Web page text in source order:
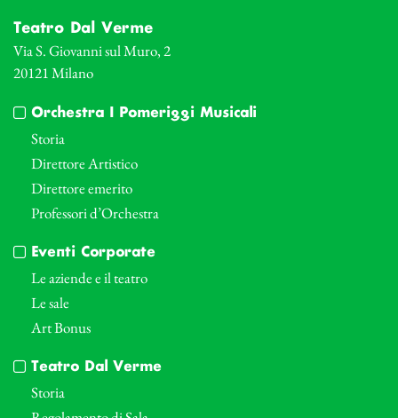
Teatro Dal Verme
Via S. Giovanni sul Muro, 2
20121 Milano
Orchestra I Pomeriggi Musicali
Storia
Direttore Artistico
Direttore emerito
Professori d’Orchestra
Eventi Corporate
Le aziende e il teatro
Le sale
Art Bonus
Teatro Dal Verme
Storia